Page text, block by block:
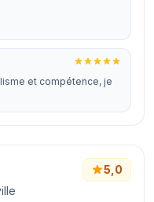
et compétence, je
5,0